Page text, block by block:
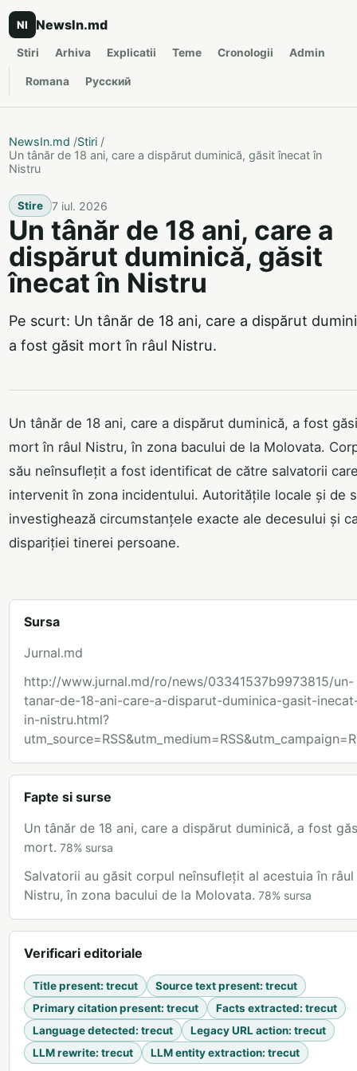
NI NewsIn.md
Stiri Arhiva Explicatii Teme Cronologii Admin
Romana Русский
NewsIn.md /Stiri /
Un tânăr de 18 ani, care a dispărut duminică, găsit înecat în
Nistru
Stire 7 iul. 2026
Un tânăr de 18 ani, care a
dispărut duminică, găsit
înecat în Nistru
Pe scurt: Un tânăr de 18 ani, care a dispărut
a fost găsit mort în râul Nistru.
Un tânăr de 18 ani, care a dispărut duminică, a fost
mort în râul Nistru, în zona bacului de la Molovata.
său neînsuflețit a fost identificat de către salvatorii
intervenit în zona incidentului. Autoritățile locale și de
investighează circumstanțele exacte ale decesului și
dispariției tinerei persoane.
Sursa
Jurnal.md
http://www.jurnal.md/ro/news/03341537b9973815/un-
tanar-de-18-ani-care-a-disparut-duminica-gasit-
in-nistru.html?
Fapte si surse
Un tânăr de 18 ani, care a dispărut duminică, a fost
mort. 78% sursa
Salvatorii au găsit corpul neînsuflețit al acestuia în râul
Nistru, în zona bacului de la Molovata. 78% sursa
Verificari editoriale
Title present: trecut Source text present: trecut
Primary citation present: trecut Facts extracted: trecut
Language detected: trecut Legacy URL action: trecut
LLM rewrite: trecut LLM entity extraction: trecut